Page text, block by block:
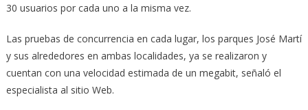
30 usuarios por cada uno a la misma vez.
Las pruebas de concurrencia en cada lugar, los parques José Martí
y sus alrededores en ambas localidades, ya se realizaron y
cuentan con una velocidad estimada de un megabit, señaló el
especialista al sitio Web.